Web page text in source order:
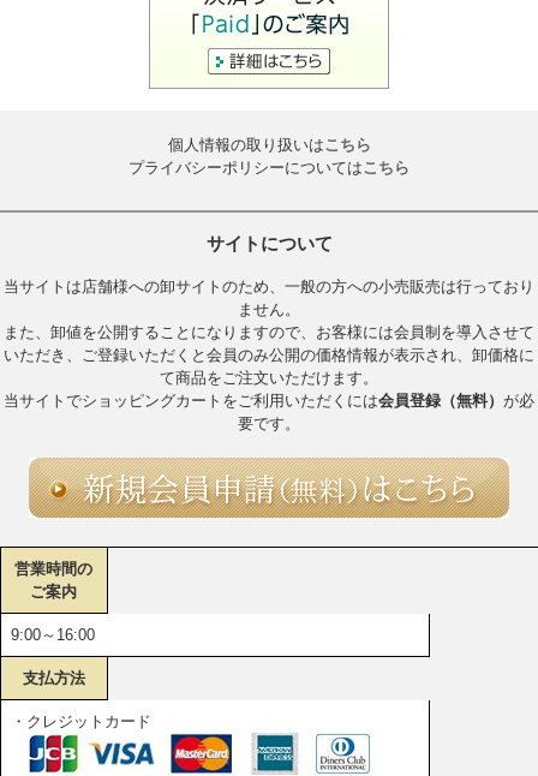
個人情報の取り扱いはこちら
プライバシーポリシーについてはこちら
サイトについて
当サイトは店舗様への卸サイトのため、一般の方への小売販売は行っており
ません。
また、卸値を公開することになりますので、お客様には会員制を導入させて
いただき、ご登録いただくと会員のみ公開の価格情報が表示され、卸価格に
て商品をご注文いただけます。
当サイトでショッピングカートをご利用いただくには会員登録（無料） が必
要です。
営業時間の
ご案内
9:00～16:00
支払方法
・クレジットカード